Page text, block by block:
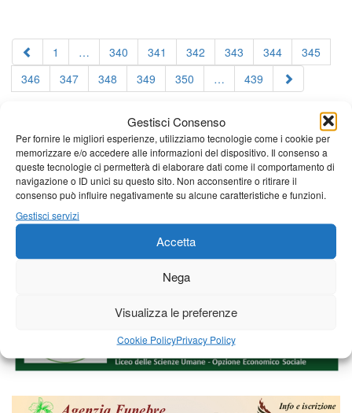
Gestisci Consenso
Per fornire le migliori esperienze, utilizziamo tecnologie come i cookie per
memorizzare e/o accedere alle informazioni del dispositivo. Il consenso a
queste tecnologie ci permetterà di elaborare dati come il comportamento di
navigazione o ID unici su questo sito. Non acconsentire o ritirare il
consenso può influire negativamente su alcune caratteristiche e funzioni.
Gestisci servizi
Accetta
Nega
Visualizza le preferenze
Cookie PolicyPrivacy Policy
1 … 340 341 342 343 344
345
346
347 348 349 350 … 439